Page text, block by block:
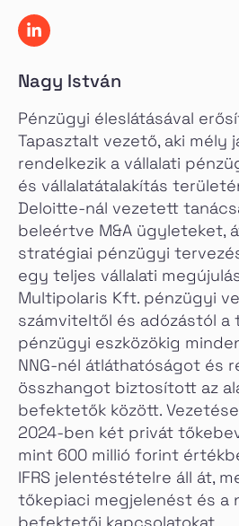
Nagy István
Pénzügyi éleslátásával
Tapasztalt vezető, aki mély
rendelkezik a vállalati
és vállalatátalakítás
Deloitte-nál vezetett
beleértve M&A ügyleteket,
stratégiai pénzügyi
egy teljes vállalati
Multipolaris Kft. pénzügyi
számviteltől és adózástól a
pénzügyi eszközökig
NNG-nél átláthatóságot és
összhangot biztosított az
befektetők között. Vezetése
2024-ben két privát
mint 600 millió forint
IFRS jelentéstételre áll át,
tőkepiaci megjelenést és a